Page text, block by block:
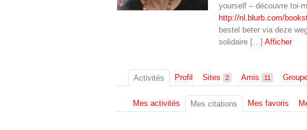
yourself – découvre toi-
http://nl.blurb.com/
bestel beter via deze
solidaire […] Afficher
Activités Profil Sites 2 Amis 11
Mes activités Mes citations Mes favoris